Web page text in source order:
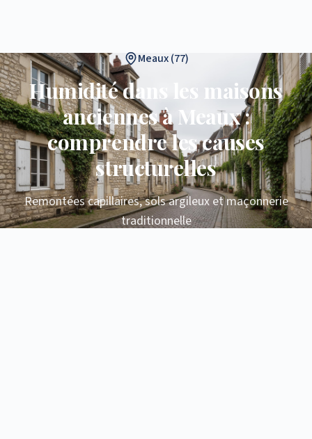
Meaux (77)
Humidité dans les maisons
anciennes à Meaux :
comprendre les causes
structurelles
Remontées capillaires, sols argileux et maçonnerie
traditionnelle